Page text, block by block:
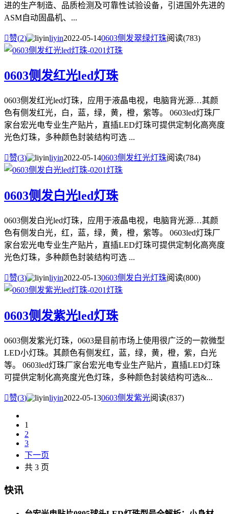
进的生产制造、品质检测及可靠性试验设备，引进国外先进的
ASM自动固晶机、...
赞(2) liyin2022-05-140603侧发翠绿灯珠阅读(783)
0603侧发红光led灯珠
0603侧发红光led灯珠，应用于液晶电视，电脑背光源…其颜
色有侧发红光，白，蓝，绿，黄，橙，紫等。 0603led灯珠厂
家台宏光电专业生产贴片，直插LED灯珠可提供定制化高亮度
光色灯珠，多种颜色封装结构可选 ...
赞(3) liyin2022-05-140603侧发红光灯珠阅读(784)
0603侧发白光led灯珠
0603侧发白光led灯珠，应用于液晶电视，电脑背光源…其颜
色有侧发白光，红，蓝，绿，黄，橙，紫等。 0603led灯珠厂
家台宏光电专业生产贴片，直插LED灯珠可提供定制化高亮度
光色灯珠，多种颜色封装结构可选 ...
赞(3) liyin2022-05-130603侧发白光灯珠阅读(800)
0603侧发紫光led灯珠
0603侧发紫光灯珠，0603是目前市场上使用很广泛的一款微型
LED小灯珠。其颜色有侧发红，蓝，绿，黄，橙，紫，白光
等。 0603led灯珠厂家台宏光电专业生产贴片，直插LED灯珠
可提供定制化高亮度光色灯珠，多种颜色封装结构可选&...
赞(3) liyin2022-05-130603侧发紫光阅读(837)
1
2
3
下一页
共 3 页
快讯